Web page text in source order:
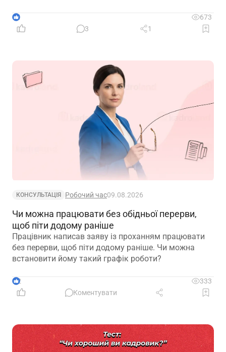
1
673
3
1
КОНСУЛЬТАЦІЯ Робочий час09.08.2026
Чи можна працювати без обідньої перерви,
щоб піти додому раніше
Працівник написав заяву із проханням працювати
без перерви, щоб піти додому раніше. Чи можна
встановити йому такий графік роботи?
2
333
Коментувати